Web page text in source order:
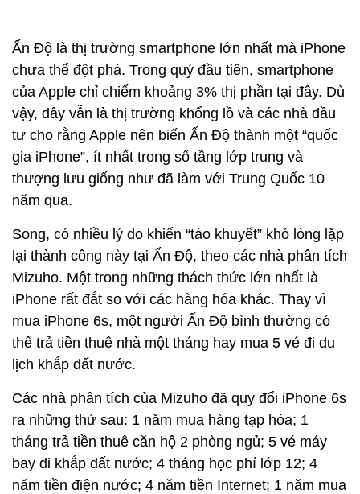
Ấn Độ là thị trường smartphone lớn nhất mà iPhone
chưa thể đột phá. Trong quý đầu tiên, smartphone
của Apple chỉ chiếm khoảng 3% thị phần tại đây. Dù
vậy, đây vẫn là thị trường khổng lồ và các nhà đầu
tư cho rằng Apple nên biến Ấn Độ thành một “quốc
gia iPhone”, ít nhất trong số tầng lớp trung và
thượng lưu giống như đã làm với Trung Quốc 10
năm qua.
Song, có nhiều lý do khiến “táo khuyết” khó lòng lặp
lại thành công này tại Ấn Độ, theo các nhà phân tích
Mizuho. Một trong những thách thức lớn nhất là
iPhone rất đắt so với các hàng hóa khác. Thay vì
mua iPhone 6s, một người Ấn Độ bình thường có
thể trả tiền thuê nhà một tháng hay mua 5 vé đi du
lịch khắp đất nước.
Các nhà phân tích của Mizuho đã quy đổi iPhone 6s
ra những thứ sau: 1 năm mua hàng tạp hóa; 1
tháng trả tiền thuê căn hộ 2 phòng ngủ; 5 vé máy
bay đi khắp đất nước; 4 tháng học phí lớp 12; 4
năm tiền điện nước; 4 năm tiền Internet; 1 năm mua